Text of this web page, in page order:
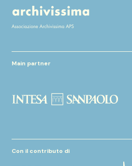
Main partner
Con il contributo di